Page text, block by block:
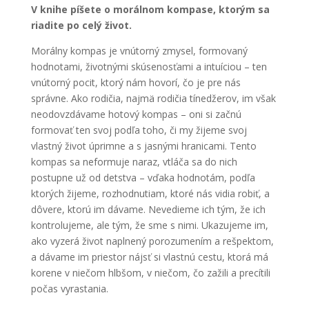
V knihe píšete o morálnom kompase, ktorým sa
riadite po celý život.
Morálny kompas je vnútorný zmysel, formovaný
hodnotami, životnými skúsenosťami a intuíciou – ten
vnútorný pocit, ktorý nám hovorí, čo je pre nás
správne. Ako rodičia, najmä rodičia tínedžerov, im však
neodovzdávame hotový kompas – oni si začnú
formovať ten svoj podľa toho, či my žijeme svoj
vlastný život úprimne a s jasnými hranicami. Tento
kompas sa neformuje naraz, vtláča sa do nich
postupne už od detstva – vďaka hodnotám, podľa
ktorých žijeme, rozhodnutiam, ktoré nás vidia robiť, a
dôvere, ktorú im dávame. Nevedieme ich tým, že ich
kontrolujeme, ale tým, že sme s nimi. Ukazujeme im,
ako vyzerá život naplnený porozumením a rešpektom,
a dávame im priestor nájsť si vlastnú cestu, ktorá má
korene v niečom hlbšom, v niečom, čo zažili a precítili
počas vyrastania.